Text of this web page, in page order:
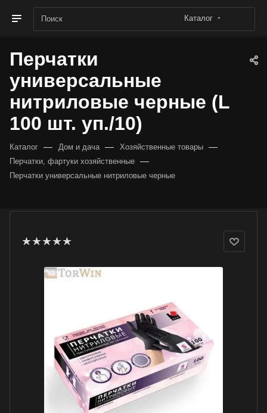
Каталог
Перчатки
универсальные
нитриловые черные (L
100 шт. уп./10)
Каталог — Дом и дача — Хозяйственные товары —
Перчатки, фартуки хозяйственные —
Перчатки универсальные нитриловые черные